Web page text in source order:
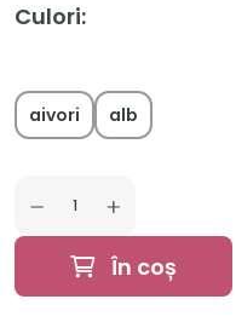
Culori:
aivori alb
În coș